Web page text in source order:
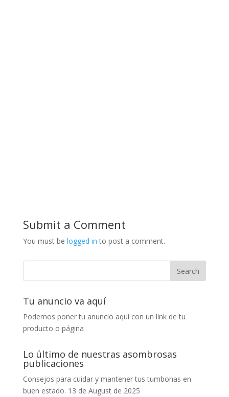
Submit a Comment
You must be logged in to post a comment.
Tu anuncio va aquí
Podemos poner tu anuncio aquí con un link de tu
producto o página
Lo último de nuestras asombrosas
publicaciones
Consejos para cuidar y mantener tus tumbonas en
buen estado. 13 de August de 2025